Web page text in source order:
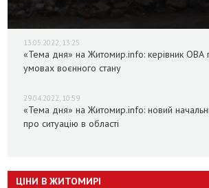
13.05.2022, 13:25
«Тема дня» на Житомир.info: керівник ОВА
умовах воєнного стану
29.04.2022, 10:59
«Тема дня» на Житомир.info: новий
про ситуацію в області
ЦІНИ В ЖИТОМИРІ